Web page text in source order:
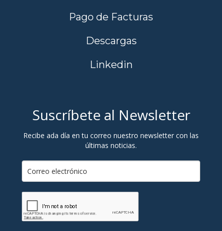
Pago de Facturas
Descargas
Linkedin
Suscríbete al Newsletter
Recibe ada día en tu correo nuestro newsletter con las
últimas noticias.